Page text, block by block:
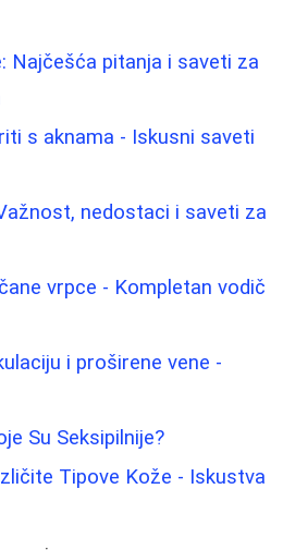
Najčešća pitanja i saveti za
s aknama - Iskusni saveti
nedostaci i saveti za
vrpce - Kompletan vodič
i proširene vene -
Su Seksipilnije?
Tipove Kože - Iskustva